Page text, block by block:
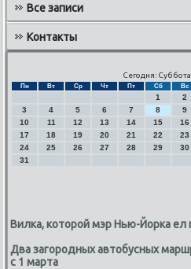
Все записи
Контакты
Сегодня:
Пн Вт Ср Чт Пт Сб Вс
1
2
3
4 5 6 7 8
9
10
11 12 13 14 15
16
17
18 19 20 21 22
23
24
25 26 27 28 29
30
31
Вилка, которой мэр Нью-Йорка ел
Два загородных автобусных
с 1 марта